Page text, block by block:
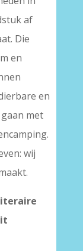
af
Die
en
en
met
wij